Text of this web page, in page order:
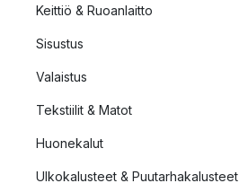
Keittiö & Ruoanlaitto
Sisustus
Valaistus
Tekstiilit & Matot
Huonekalut
Ulkokalusteet & Puutarhakalusteet